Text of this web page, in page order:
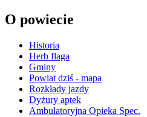
O powiecie
Historia
Herb flaga
Gminy
Powiat dziś - mapa
Rozkłady jazdy
Dyżury aptek
Ambulatoryjna Opieka Spec.